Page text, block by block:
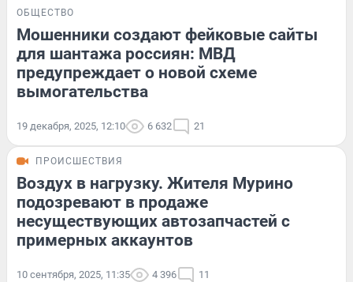
ОБЩЕСТВО
Мошенники создают фейковые сайты
для шантажа россиян: МВД
предупреждает о новой схеме
вымогательства
19 декабря, 2025, 12:10 6 632 21
ПРОИСШЕСТВИЯ
Воздух в нагрузку. Жителя Мурино
подозревают в продаже
несуществующих автозапчастей с
примерных аккаунтов
10 сентября, 2025, 11:35 4 396 11